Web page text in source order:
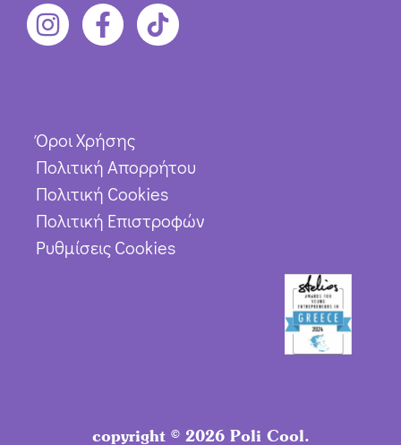
Όροι Χρήσης
Πολιτική Απορρήτου
Πολιτική Cookies
Πολιτική Επιστροφών
Ρυθμίσεις Cookies
copyright © 2026 Poli Cool.